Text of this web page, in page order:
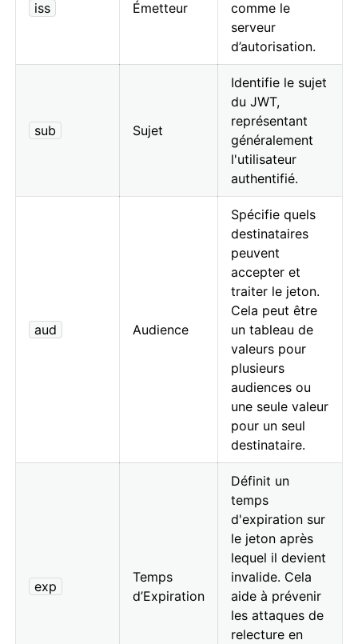
iss Émetteur
comme le
serveur
d’autorisation.
sub Sujet
Identifie le sujet
du JWT,
représentant
généralement
l'utilisateur
authentifié.
aud Audience
Spécifie quels
destinataires
peuvent
accepter et
traiter le jeton.
Cela peut être
un tableau de
valeurs pour
plusieurs
audiences ou
une seule valeur
pour un seul
destinataire.
exp
Temps
d’Expiration
Définit un
temps
d'expiration sur
le jeton après
lequel il devient
invalide. Cela
aide à prévenir
les attaques de
relecture en